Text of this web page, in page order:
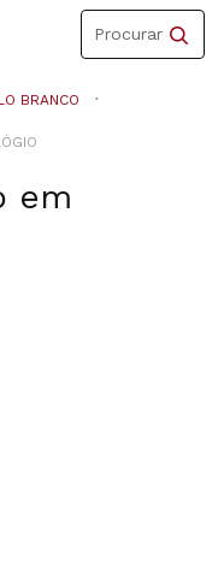
Toggle
navigation
Procurar
BRANCO
em